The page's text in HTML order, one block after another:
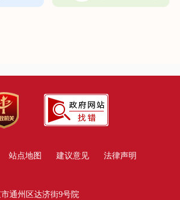
站点地图 建议意见 法律声明
通州区达济街9号院